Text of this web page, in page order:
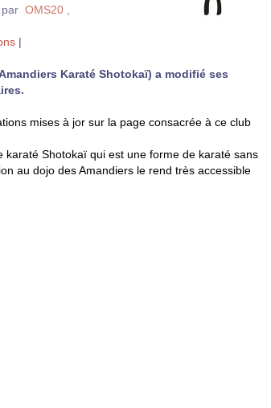
par OMS20
|
Karaté Shotokaï) a modifié ses
mises à jor sur la page consacrée à ce club
karaté Shotokaï qui est une forme de karaté sans
au dojo des Amandiers le rend très accessible